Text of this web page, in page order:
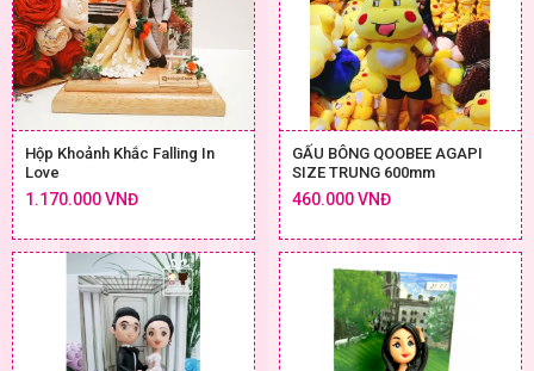
Hộp Khoảnh Khắc Falling In
Love
1.170.000 VNĐ
GẤU BÔNG QOOBEE AGAPI
SIZE TRUNG 600mm
460.000 VNĐ